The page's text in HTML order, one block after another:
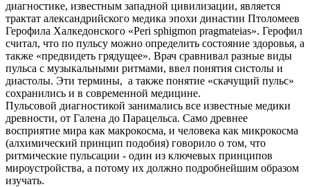
диагностике, известным западной цивилизации, является
трактат александрийского медика эпохи династии Птоломеев
Герофила Халкедонского «Peri sphigmon pragmateias». Герофил
считал, что по пульсу можно определить состояние здоровья, а
также «предвидеть грядущее». Врач сравнивал разные виды
пульса с музыкальными ритмами, ввел понятия систолы и
диастолы. Эти термины, а также понятие «скачущий пульс»
сохранились и в современной медицине.
Пульсовой диагностикой занимались все известные медики
древности, от Галена до Парацельса. Само древнее
восприятие мира как макрокосма, и человека как микрокосма
(алхимический принцип подобия) говорило о том, что
ритмические пульсации - один из ключевых принципов
мироустройства, а потому их должно подробнейшим образом
изучать.